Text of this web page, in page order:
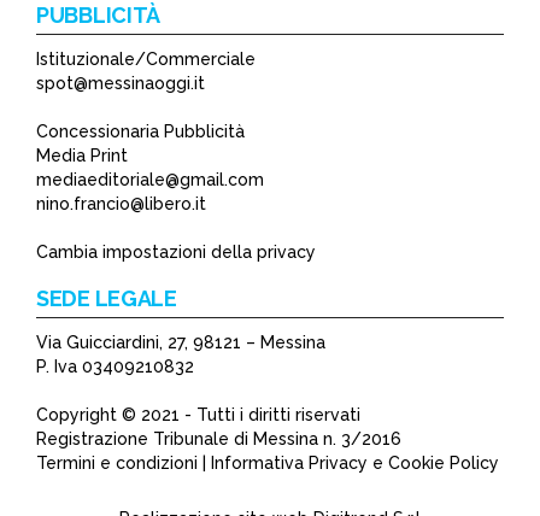
PUBBLICITÀ
Istituzionale/Commerciale
spot@messinaoggi.it
Concessionaria Pubblicità
Media Print
mediaeditoriale@gmail.com
nino.francio@libero.it
Cambia impostazioni della privacy
SEDE LEGALE
Via Guicciardini, 27, 98121 – Messina
P. Iva 03409210832
Copyright © 2021 - Tutti i diritti riservati
Registrazione Tribunale di Messina n. 3/2016
Termini e condizioni | Informativa Privacy e Cookie Policy